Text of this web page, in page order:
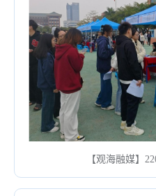
【观海融媒】